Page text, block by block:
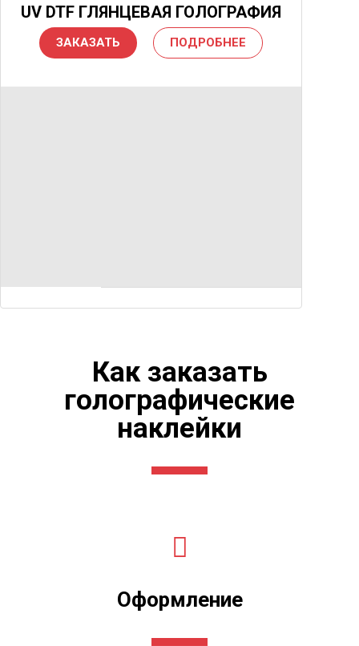
UV DTF ГЛЯНЦЕВАЯ ГОЛОГРАФИЯ
ЗАКАЗАТЬ ПОДРОБНЕЕ
Как заказать
голографические
наклейки
Оформление